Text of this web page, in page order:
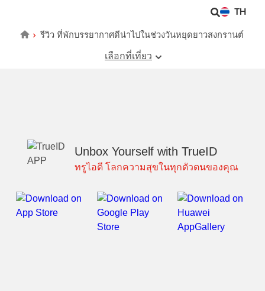
TH
รีวิว ที่พักบรรยากาศดีน่าไปในช่วงวันหยุดยาวสงกรานต์
เลือกที่เที่ยว
Unbox Yourself with TrueID
ทรูไอดี โลกความสุขในทุกตัวตนของคุณ